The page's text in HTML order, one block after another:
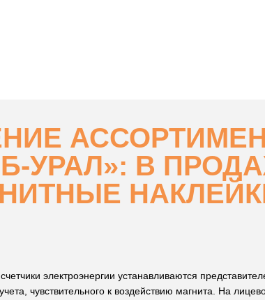
УРАЛ»: В
электроэнергии устанавливаются
чувствительного к воздействию магнита. На